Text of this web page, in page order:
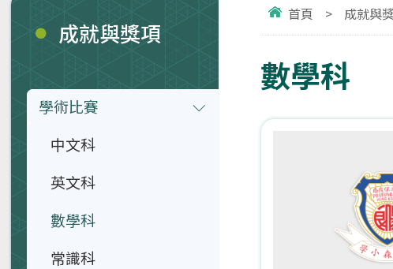
首頁 > 成就與
數學科
成就與獎項
學術比賽
中文科
英文科
數學科
常識科